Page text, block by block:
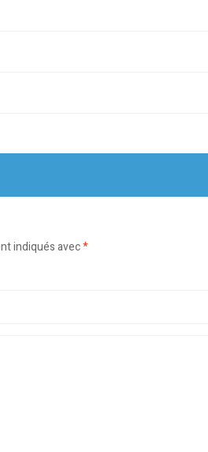
indiqués avec*